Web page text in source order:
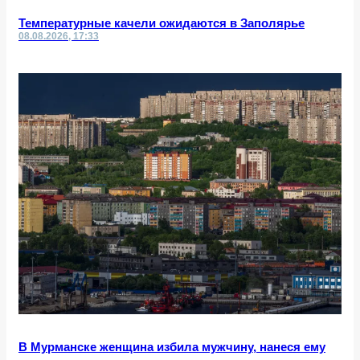
Температурные качели ожидаются в Заполярье
08.08.2026, 17:33
В Мурманске женщина избила мужчину, нанеся ему